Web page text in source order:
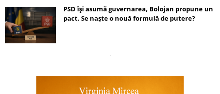
PSD își asumă guvernarea, Bolojan propune un
pact. Se naște o nouă formulă de putere?